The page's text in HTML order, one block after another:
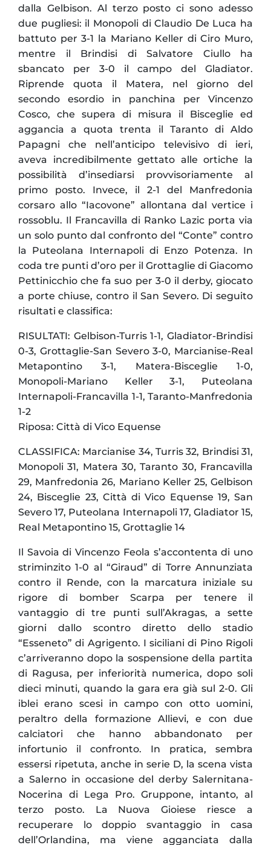
dalla Gelbison. Al terzo posto ci sono adesso
due pugliesi: il Monopoli di Claudio De Luca ha
battuto per 3-1 la Mariano Keller di Ciro Muro,
mentre il Brindisi di Salvatore Ciullo ha
sbancato per 3-0 il campo del Gladiator.
Riprende quota il Matera, nel giorno del
secondo esordio in panchina per Vincenzo
Cosco, che supera di misura il Bisceglie ed
aggancia a quota trenta il Taranto di Aldo
Papagni che nell’anticipo televisivo di ieri,
aveva incredibilmente gettato alle ortiche la
possibilità d’insediarsi provvisoriamente al
primo posto. Invece, il 2-1 del Manfredonia
corsaro allo “Iacovone” allontana dal vertice i
rossoblu. Il Francavilla di Ranko Lazic porta via
un solo punto dal confronto del “Conte” contro
la Puteolana Internapoli di Enzo Potenza. In
coda tre punti d’oro per il Grottaglie di Giacomo
Pettinicchio che fa suo per 3-0 il derby, giocato
a porte chiuse, contro il San Severo. Di seguito
risultati e classifica:
RISULTATI: Gelbison-Turris 1-1, Gladiator-Brindisi
0-3, Grottaglie-San Severo 3-0, Marcianise-Real
Metapontino 3-1, Matera-Bisceglie 1-0,
Monopoli-Mariano Keller 3-1, Puteolana
Internapoli-Francavilla 1-1, Taranto-Manfredonia
1-2
Riposa: Città di Vico Equense
CLASSIFICA: Marcianise 34, Turris 32, Brindisi 31,
Monopoli 31, Matera 30, Taranto 30, Francavilla
29, Manfredonia 26, Mariano Keller 25, Gelbison
24, Bisceglie 23, Città di Vico Equense 19, San
Severo 17, Puteolana Internapoli 17, Gladiator 15,
Real Metapontino 15, Grottaglie 14
Il Savoia di Vincenzo Feola s’accontenta di uno
striminzito 1-0 al “Giraud” di Torre Annunziata
contro il Rende, con la marcatura iniziale su
rigore di bomber Scarpa per tenere il
vantaggio di tre punti sull’Akragas, a sette
giorni dallo scontro diretto dello stadio
“Esseneto” di Agrigento. I siciliani di Pino Rigoli
c’arriveranno dopo la sospensione della partita
di Ragusa, per inferiorità numerica, dopo soli
dieci minuti, quando la gara era già sul 2-0. Gli
iblei erano scesi in campo con otto uomini,
peraltro della formazione Allievi, e con due
calciatori che hanno abbandonato per
infortunio il confronto. In pratica, sembra
essersi ripetuta, anche in serie D, la scena vista
a Salerno in occasione del derby Salernitana-
Nocerina di Lega Pro. Gruppone, intanto, al
terzo posto. La Nuova Gioiese riesce a
recuperare lo doppio svantaggio in casa
dell’Orlandina, ma viene agganciata dalla